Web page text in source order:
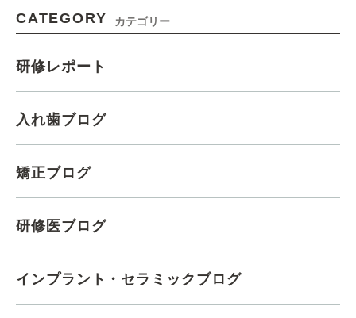
CATEGORY カテゴリー
研修レポート
入れ歯ブログ
矯正ブログ
研修医ブログ
インプラント・セラミックブログ